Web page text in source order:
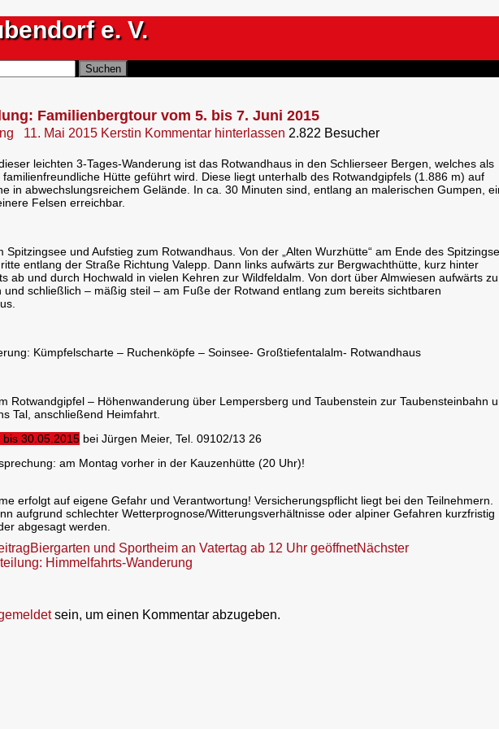
e. V.
Familienbergtour vom 5. bis 7. Juni 2015
11. Mai 2015 Kerstin Kommentar hinterlassen 2.822 Besucher
leichten 3-Tages-Wanderung ist das Rotwandhaus in den Schlierseer Bergen, welches als
Hütte geführt wird. Diese liegt unterhalb des Rotwandgipfels (1.886 m) auf
in abwechslungsreichem Gelände. In ca. 30 Minuten sind, entlang an malerischen Gumpen,
Felsen erreichbar.
Spitzingsee und Aufstieg zum Rotwandhaus. Von der „Alten Wurzhütte“ am Ende des
entlang der Straße Richtung Valepp. Dann links aufwärts zur Bergwachthütte, kurz hinter
ab und durch Hochwald in vielen Kehren zur Wildfeldalm. Von dort über Almwiesen aufwärts
und schließlich – mäßig steil – am Fuße der Rotwand entlang zum bereits sichtbaren
Kümpfelscharte – Ruchenköpfe – Soinsee- Großtiefentalalm- Rotwandhaus
Rotwandgipfel – Höhenwanderung über Lempersberg und Taubenstein zur Taubensteinbahn
Tal, anschließend Heimfahrt.
bis 30.05.2015 bei Jürgen Meier, Tel. 09102/13 26
am Montag vorher in der Kauzenhütte (20 Uhr)!
erfolgt auf eigene Gefahr und Verantwortung! Versicherungspflicht liegt bei den Teilnehmern.
aufgrund schlechter Wetterprognose/Witterungsverhältnisse oder alpiner Gefahren kurzfristig
abgesagt werden.
Biergarten und Sportheim an Vatertag ab 12 Uhr geöffnetNächster
Himmelfahrts-Wanderung
sein, um einen Kommentar abzugeben.